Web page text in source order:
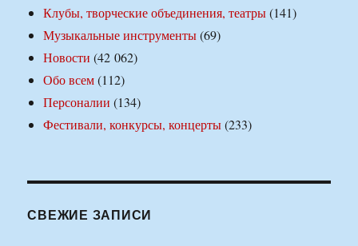
Клубы, творческие объединения, театры(141)
Музыкальные инструменты(69)
Новости (42 062)
Обо всем(112)
Персоналии (134)
Фестивали, конкурсы, концерты(233)
СВЕЖИЕ ЗАПИСИ